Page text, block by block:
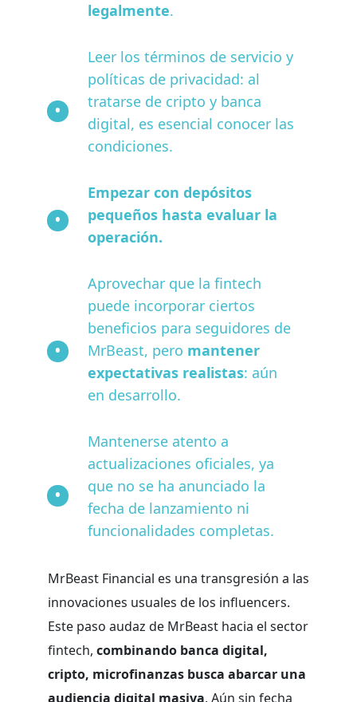
legalmente.
Leer los términos de servicio y
políticas de privacidad: al
tratarse de cripto y banca
digital, es esencial conocer las
condiciones.
Empezar con depósitos
pequeños hasta evaluar la
operación.
Aprovechar que la fintech
puede incorporar ciertos
beneficios para seguidores de
MrBeast, pero mantener
expectativas realistas: aún
en desarrollo.
Mantenerse atento a
actualizaciones oficiales, ya
que no se ha anunciado la
fecha de lanzamiento ni
funcionalidades completas.
MrBeast Financial es una transgresión a las
innovaciones usuales de los influencers.
Este paso audaz de MrBeast hacia el sector
fintech, combinando banca digital,
cripto, microfinanzas busca abarcar una
audiencia digital masiva. Aún sin fecha